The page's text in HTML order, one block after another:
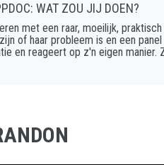
WAT ZOU JIJ DOEN?
met een raar, moeilijk,
of haar probleem is en een
en reageert op z'n eigen manier.